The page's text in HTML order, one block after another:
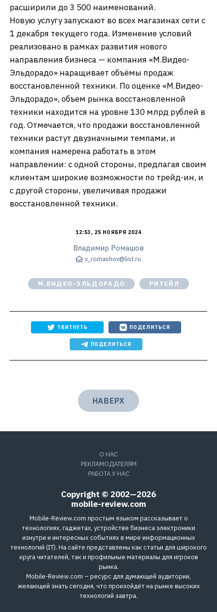
расширили до 3 500 наименований.
Новую услугу запускают во всех магазинах сети с
1 декабря текущего года. Изменение условий
реализовано в рамках развития нового
направления бизнеса — компания «М.Видео-
Эльдорадо» наращивает объёмы продаж
восстановленной техники. По оценке «М.Видео-
Эльдорадо», объем рынка восстановленной
техники находится на уровне 130 млрд рублей в
год. Отмечается, что продажи восстановленной
техники растут двузначными темпами, и
компания намерена работать в этом
направлении: с одной стороны, предлагая своим
клиентам широкие возможности по трейд-ин, и
с другой стороны, увеличивая продажи
восстановленной техники.
12:53, 25 НОЯБРЯ 2024
Владимир Ромашов
v_romashov@list.ru
М.ВИДЕО-ЭЛЬДОРАДО РИТЕЙЛ
ТВИТНУТЬ ПОДЕЛИТЬСЯ
ПОДЕЛИТЬСЯ
НАВЕРХ
О НАС
РЕКЛАМОДАТЕЛЯМ
РАБОТА У НАС
Copyright © 2002—2026
mobile-review.com
Mobile-Review.com простым языком рассказывает о
технологиях, гаджетах, устройстве бизнеса электроники
изнутри и интересных событиях в мире информационных
технологий (IT). На сайте представлены как статьи для широкого
круга читателей, так и профильные материалы для игроков
рынка.
Mobile-Review.com – ресурс для думающей аудитории,
желающей знать сегодня, что произойдёт на рынке высоких
технологий завтра.